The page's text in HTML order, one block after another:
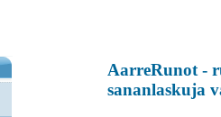
AarreRunot -
sananlaskuja